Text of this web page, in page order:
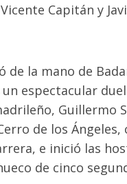
Capitán y
de la mano de
espectacular
Guillermo
de los
e inició las
de cinco